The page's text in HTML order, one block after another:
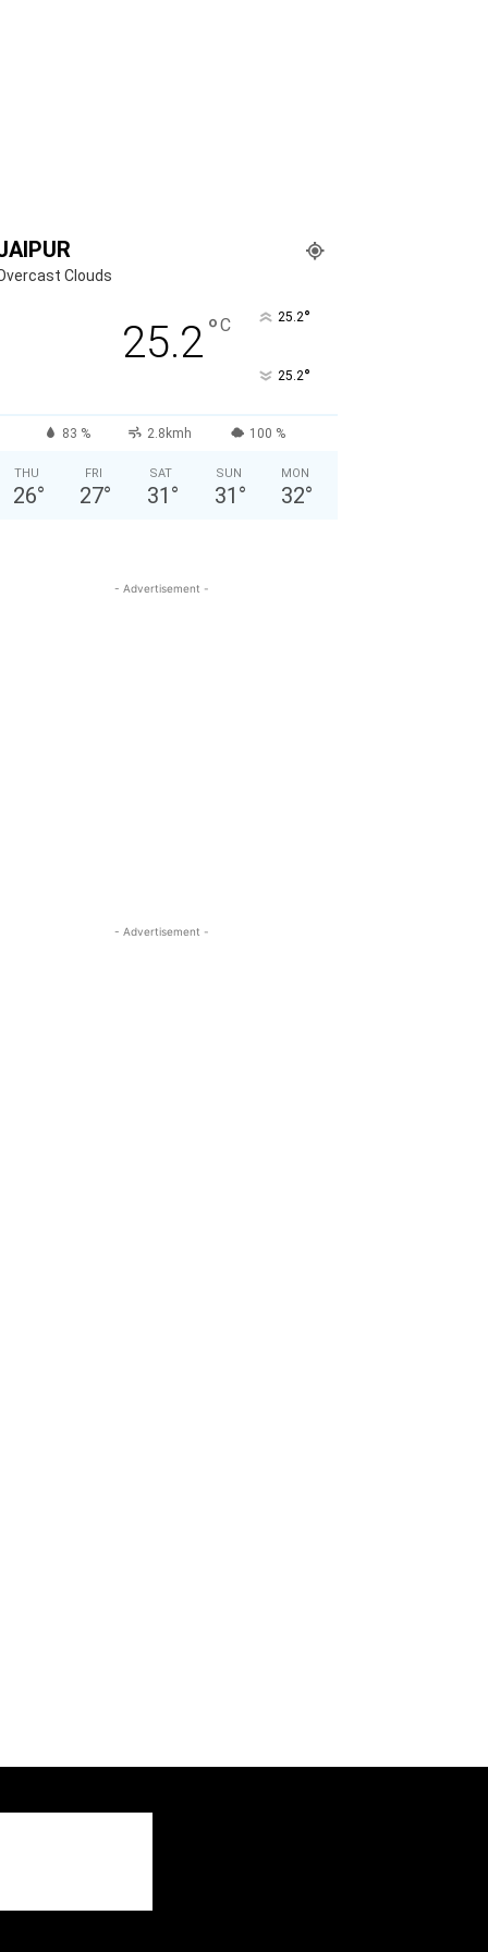
Clouds
25.2°C 25.2°
25.2°
83 % 2.8kmh 100 %
THU
26°
FRI
27°
SAT
31 °
SUN
31 °
MON
32°
- Advertisement -
- Advertisement -